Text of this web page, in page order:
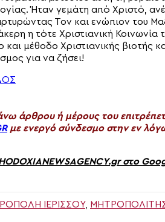
Ήταν γεμάτη από Χριστό,
Τον και ενώπιον του
η τότε Χριστιανική
μέθοδο Χριστιανικής βιοτής
για να ζήσει!
άρθρου ή μέρους του
με ενεργό σύνδεσμο στην εν
στο
ΙΕΡΙΣΣΟΎ,